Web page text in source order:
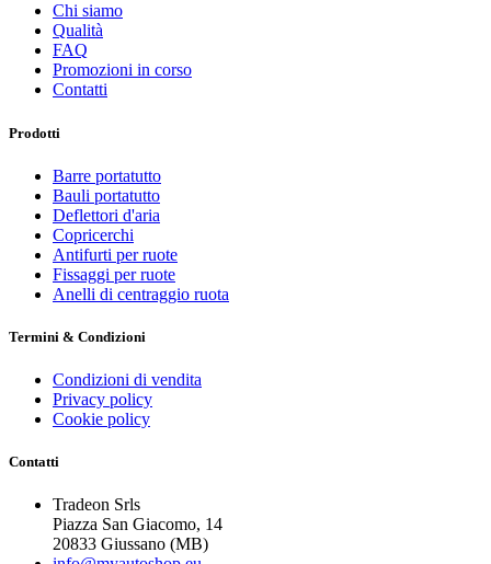
Chi siamo
Qualità
FAQ
Promozioni in corso
Contatti
Prodotti
Barre portatutto
Bauli portatutto
Deflettori d'aria
Copricerchi
Antifurti per ruote
Fissaggi per ruote
Anelli di centraggio ruota
Termini & Condizioni
Condizioni di vendita
Privacy policy
Cookie policy
Contatti
Tradeon Srls
Piazza San Giacomo, 14
20833 Giussano (MB)